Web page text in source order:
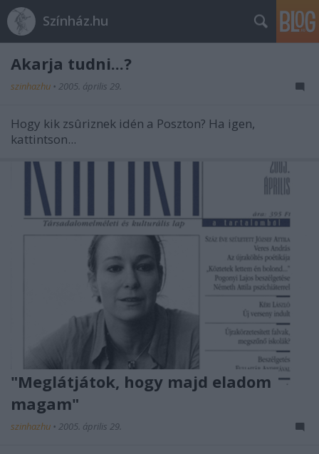
Színház.hu
Akarja tudni...?
szinhazhu • 2005. április 29.
Hogy kik zsûriznek idén a Poszton? Ha igen,
kattintson...
"Meglátjátok, hogy majd eladom
magam"
szinhazhu • 2005. április 29.